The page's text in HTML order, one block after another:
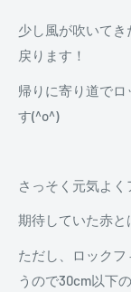
少し風が吹いて
戻ります！
帰りに寄り道で
す(^o^)
さっそく元気よく
期待していた赤と
ただし、ロック
うので30cm以下